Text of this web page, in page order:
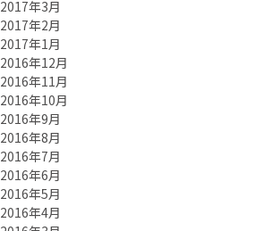
2017年3月
2017年2月
2017年1月
2016年12月
2016年11月
2016年10月
2016年9月
2016年8月
2016年7月
2016年6月
2016年5月
2016年4月